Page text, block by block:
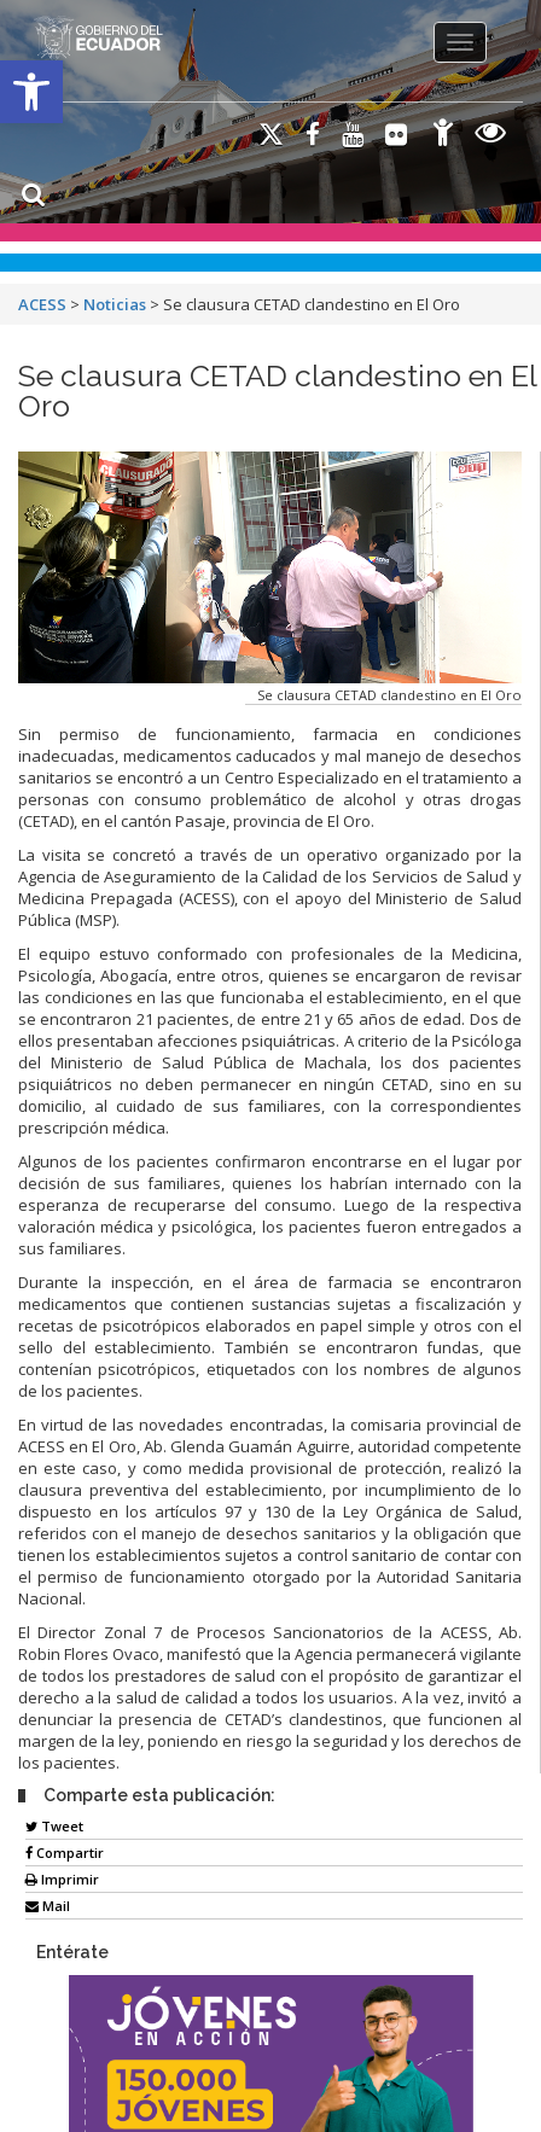
Open toolbar
Toggle
ACESS > Noticias > Se clausura CETAD clandestino en El Oro
Se clausura CETAD clandestino en El
Oro
Se clausura CETAD clandestino en El Oro
Sin permiso de funcionamiento, farmacia en condiciones
inadecuadas, medicamentos caducados y mal manejo de desechos
sanitarios se encontró a un Centro Especializado en el tratamiento a
personas con consumo problemático de alcohol y otras drogas
(CETAD), en el cantón Pasaje, provincia de El Oro.
La visita se concretó a través de un operativo organizado por la
Agencia de Aseguramiento de la Calidad de los Servicios de Salud y
Medicina Prepagada (ACESS), con el apoyo del Ministerio de Salud
Pública (MSP).
El equipo estuvo conformado con profesionales de la Medicina,
Psicología, Abogacía, entre otros, quienes se encargaron de revisar
las condiciones en las que funcionaba el establecimiento, en el que
se encontraron 21 pacientes, de entre 21 y 65 años de edad. Dos de
ellos presentaban afecciones psiquiátricas. A criterio de la Psicóloga
del Ministerio de Salud Pública de Machala, los dos pacientes
psiquiátricos no deben permanecer en ningún CETAD, sino en su
domicilio, al cuidado de sus familiares, con la correspondientes
prescripción médica.
Algunos de los pacientes confirmaron encontrarse en el lugar por
decisión de sus familiares, quienes los habrían internado con la
esperanza de recuperarse del consumo. Luego de la respectiva
valoración médica y psicológica, los pacientes fueron entregados a
sus familiares.
Durante la inspección, en el área de farmacia se encontraron
medicamentos que contienen sustancias sujetas a fiscalización y
recetas de psicotrópicos elaborados en papel simple y otros con el
sello del establecimiento. También se encontraron fundas, que
contenían psicotrópicos, etiquetados con los nombres de algunos
de los pacientes.
En virtud de las novedades encontradas, la comisaria provincial de
ACESS en El Oro, Ab. Glenda Guamán Aguirre, autoridad competente
en este caso, y como medida provisional de protección, realizó la
clausura preventiva del establecimiento, por incumplimiento de lo
dispuesto en los artículos 97 y 130 de la Ley Orgánica de Salud,
referidos con el manejo de desechos sanitarios y la obligación que
tienen los establecimientos sujetos a control sanitario de contar con
el permiso de funcionamiento otorgado por la Autoridad Sanitaria
Nacional.
El Director Zonal 7 de Procesos Sancionatorios de la ACESS, Ab.
Robin Flores Ovaco, manifestó que la Agencia permanecerá vigilante
de todos los prestadores de salud con el propósito de garantizar el
derecho a la salud de calidad a todos los usuarios. A la vez, invitó a
denunciar la presencia de CETAD’s clandestinos, que funcionen al
margen de la ley, poniendo en riesgo la seguridad y los derechos de
los pacientes.
Comparte esta publicación:
Tweet
Compartir
Imprimir
Mail
Entérate